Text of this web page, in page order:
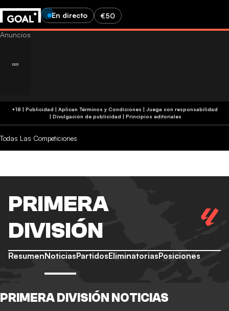
En directo €50
+18 | Publicidad | Aplican Términos y Condiciones | Juega con responsabilidad
| Divulgación de publicidad | Principios editoriales
Todas Las Competiciones
PRIMERA
DIVISIÓN
ResumenNoticiasPartidosEliminatoriasPosiciones
PRIMERA DIVISIÓN NOTICIAS